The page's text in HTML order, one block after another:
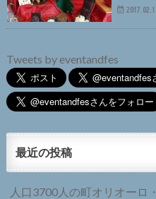
Tweets by eventandfes
最近の投稿
人口3700人の町オリオーロ